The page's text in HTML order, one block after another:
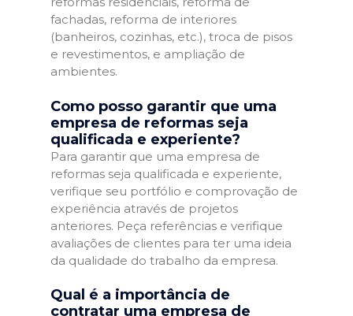
fachadas, reforma de interiores
(banheiros, cozinhas, etc.), troca de pisos
e revestimentos, e ampliação de
ambientes.
Como posso garantir que uma
empresa de reformas seja
qualificada e experiente?
Para garantir que uma empresa de
reformas seja qualificada e experiente,
verifique seu portfólio e comprovação de
experiência através de projetos
anteriores. Peça referências e verifique
avaliações de clientes para ter uma ideia
da qualidade do trabalho da empresa.
Qual é a importância de
contratar uma empresa de